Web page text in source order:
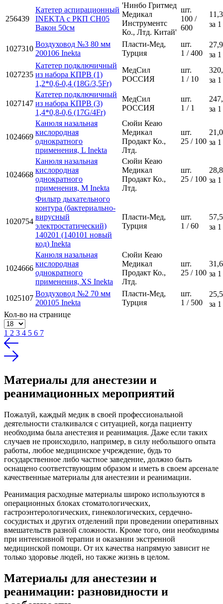
256439
Катетер аспирационный
INEKTA с РКП CH05
Вакон 50см
'Нинбо Гритмед
Медикал
Инструментс
Ко., Лтд. Китай'
шт.
100 /
600
за
1027310
Воздуховод №3 80 мм
200106 Inekta
Пласти-Мед,
Турция
шт.
1 / 400
за
1027235
Катетер подключичный
из набора КПРВ (1)
1,2*0,6-0,4 (18G/3,5Fr)
МедСил
РОССИЯ
шт.
1 / 10
за
1027147
Катетер подключичный
из набора КПРВ (3)
1,4*0,8-0,6 (17G/4Fr)
МедСил
РОССИЯ
шт.
1 / 1
за
1024669
Канюля назальная
кислородная
однократного
применения, L Inekta
Сюйи Кеаю
Медикал
Продакт Ко.,
Лтд.
шт.
25 / 100 за
1024668
Канюля назальная
кислородная
однократного
применения, M Inekta
Сюйи Кеаю
Медикал
Продакт Ко.,
Лтд.
шт.
25 / 100 за
1020754
Фильтр дыхательного
контура (бактериально-
вирусный
электростатический)
140201 (140101 новый
код) Inekta
Пласти-Мед,
Турция
шт.
1 / 60
за
1024666
Канюля назальная
кислородная
однократного
применения, XS Inekta
Сюйи Кеаю
Медикал
Продакт Ко.,
Лтд.
шт.
25 / 100 за
1025107
Воздуховод №2 70 мм
200105 Inekta
Пласти-Мед,
Турция
шт.
1 / 500
за
Кол-во на странице
1 2 3 4 5 6 7
Материалы для анестезии и
реанимационных мероприятий
Пожалуй, каждый медик в своей профессиональной
деятельности сталкивался с ситуацией, когда пациенту
необходима была анестезия и реанимация. Даже если таких
случаев не происходило, например, в силу небольшого опыта
работы, любое медицинское учреждение, будь то
государственное либо частное заведение, должно быть
оснащено соответствующим образом и иметь в своем арсенале
качественные материалы для анестезии и реанимации.
Реанимация расходные материалы широко используются в
операционных блоках стоматологических,
гастроэнтерологических, гинекологических, сердечно-
сосудистых и других отделений при проведении оперативных
вмешательств разной сложности. Кроме того, они необходимы
при интенсивной терапии и оказании экстренной
медицинской помощи. От их качества напрямую зависит не
только здоровье людей, но также жизнь в целом.
Материалы для анестезии и
реанимации: разновидности и